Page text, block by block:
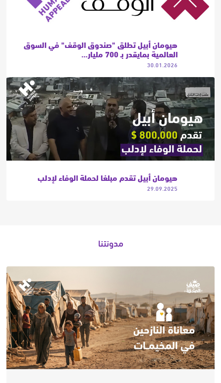
هيومان أبيل تطلق "صندوق الوقف" في السوق
العالمية بمايقدر بـ 700 مليار…
30.01.2026
هيومان أبيل تقدم مبلغا لحملة الوفاء لإدلب
29.09.2025
مدونتنا